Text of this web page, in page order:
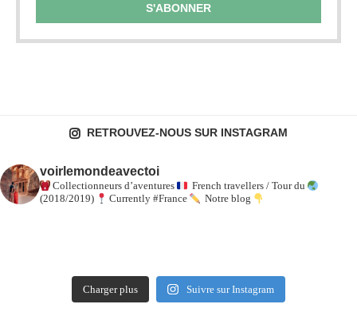
RETROUVEZ-NOUS SUR INSTAGRAM
voirlemondeavectoi
Collectionneurs d’aventures
French travellers / Tour du
(2018/2019)
Currently #France Notre blog
Charger plus Suivre sur Instagram